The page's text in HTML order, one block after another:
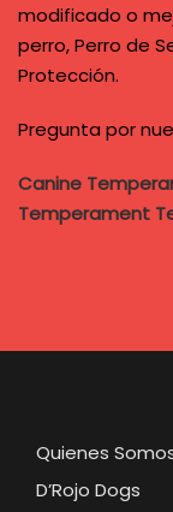
modificado o
perro, Perro de
Protección.
Pregunta por
Canine
Temperament
Quienes
D’Rojo Dogs